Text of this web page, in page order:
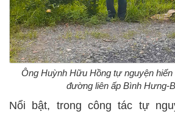
Ông Huỳnh Hữu Hồng tự nguyện
đường liên ấp Bình Hưng-
Nổi bật, trong công tác tự